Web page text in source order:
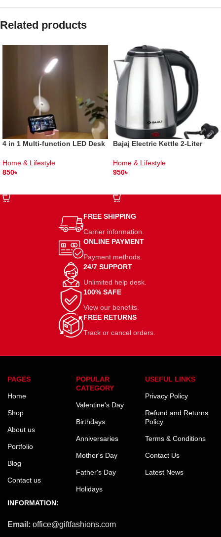
Related products
4 in 1 Multi-function LED Desk
Home & Lifestyle
850৳
Bajaj Electric Kettle 2-Liter
Home & Lifestyle
950৳
FREE SHIPPING
Carrier information.
ONLINE PAYMENT
Payment methods.
24/7 SUPPORT
Unlimited help desk.
100% SAFE
View our benefits.
FREE RETURNS
Track or cancel orders.
PAGES
Home
Shop
About us
Portfolio
Blog
Contact us
POPULAR
CATEGORY
Valentine's Day
Birthdays
Anniversaries
Mother's Day
Father's Day
Holidays
USEFUL LINKS
Privacy Policy
Refund and Returns
Policy
Terms & Conditions
Contact Us
Latest News
INFORMATION:
Email: office@giftfashions.com